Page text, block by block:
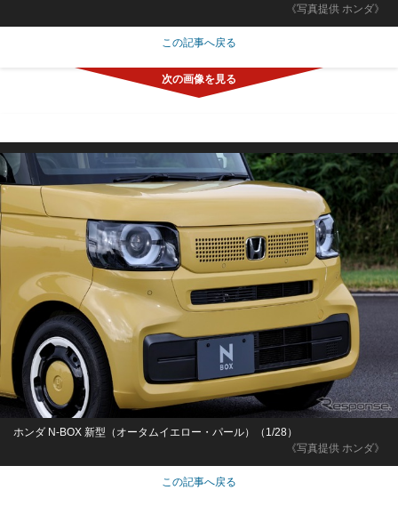
《写真提供 ホンダ》
この記事へ戻る
《写真提供 ホンダ》
ホンダ N-BOX 新型（オータムイエロー・パール）（1/28）
この記事へ戻る